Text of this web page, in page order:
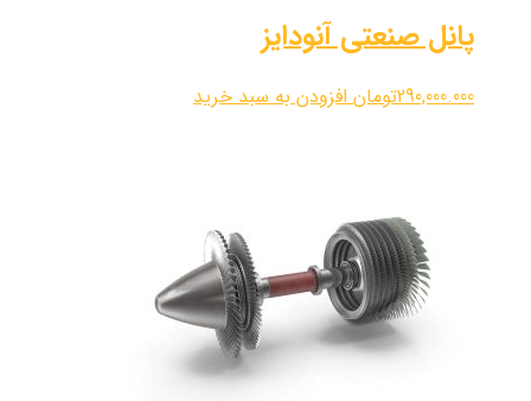
پانل صنعتی آنودایز
290,000.000تومان افزودن به سبد خرید